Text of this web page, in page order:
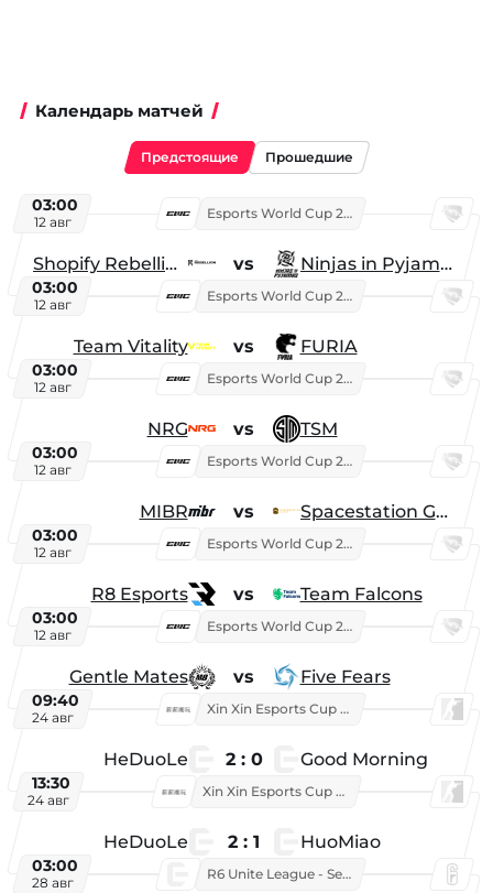
Календарь матчей
Предстоящие Прошедшие
03:00
12 авг
Esports World Cup 2026
Shopify Rebellion vs Ninjas in Pyjamas
03:00
12 авг
Esports World Cup 2026
Team Vitality vs FURIA
03:00
12 авг
Esports World Cup 2026
NRG vs TSM
03:00
12 авг
Esports World Cup 2026
MIBR vs Spacestation Gaming
03:00
12 авг
Esports World Cup 2026
R8 Esports vs Team Falcons
03:00
12 авг
Esports World Cup 2026
Gentle Mates vs Five Fears
09:40
24 авг
Xin Xin Esports Cup 2025
HeDuoLe 2 : 0 Good Morning
13:30
24 авг
Xin Xin Esports Cup 2026
HeDuoLe 2 : 1 HuoMiao
03:00
28 авг
R6 Unite League - Season 1